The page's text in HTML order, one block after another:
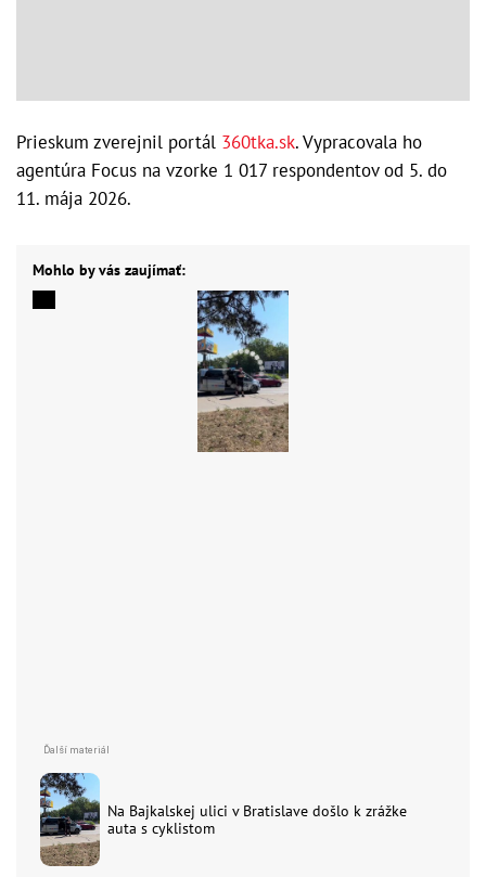
Prieskum zverejnil portál 360tka.sk. Vypracovala ho
agentúra Focus na vzorke 1 017 respondentov od 5. do
11. mája 2026.
Mohlo by vás zaujímať:
Na Bajkalskej ulici v Bratislave došlo k zrážke
auta s cyklistom